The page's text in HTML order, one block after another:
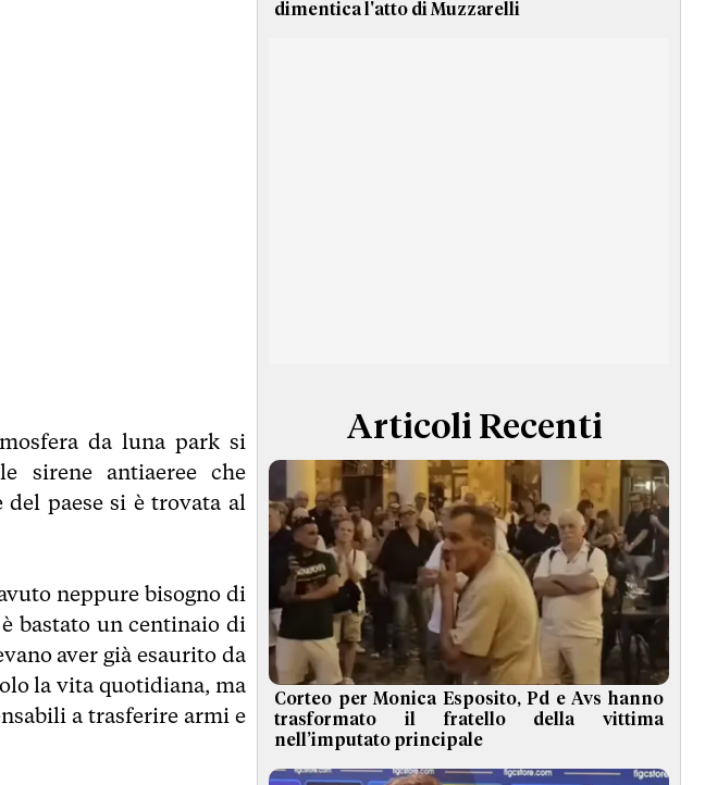
da luna park si
sirene antiaeree che
paese si è trovata al
neppure bisogno di
bastato un centinaio di
aver già esaurito da
la vita quotidiana, ma
a trasferire armi e
dimentica l'atto di Muzzarelli
Articoli Recenti
Corteo per Monica Esposito, Pd e Avs hanno
trasformato il fratello della vittima
nell’imputato principale